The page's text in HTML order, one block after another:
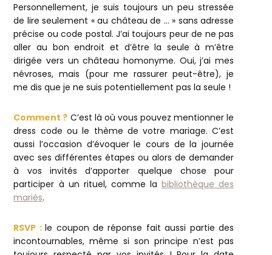
Personnellement, je suis toujours un peu stressée
de lire seulement « au château de … » sans adresse
précise ou code postal. J’ai toujours peur de ne pas
aller au bon endroit et d’être la seule à m’être
dirigée vers un château homonyme. Oui, j’ai mes
névroses, mais (pour me rassurer peut-être), je
me dis que je ne suis potentiellement pas la seule !
Comment ? C’est là où vous pouvez mentionner le
dress code ou le thème de votre mariage. C’est
aussi l’occasion d’évoquer le cours de la journée
avec ses différentes étapes ou alors de demander
à vos invités d’apporter quelque chose pour
participer à un rituel, comme la bibliothèque des
mariés.
RSVP : le coupon de réponse fait aussi partie des
incontournables, même si son principe n’est pas